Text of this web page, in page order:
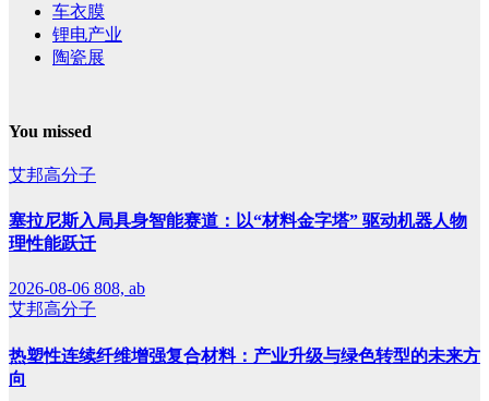
车衣膜
锂电产业
陶瓷展
You missed
艾邦高分子
塞拉尼斯入局具身智能赛道：以“材料金字塔” 驱动机器人物
理性能跃迁
2026-08-06 808, ab
艾邦高分子
热塑性连续纤维增强复合材料：产业升级与绿色转型的未来方
向